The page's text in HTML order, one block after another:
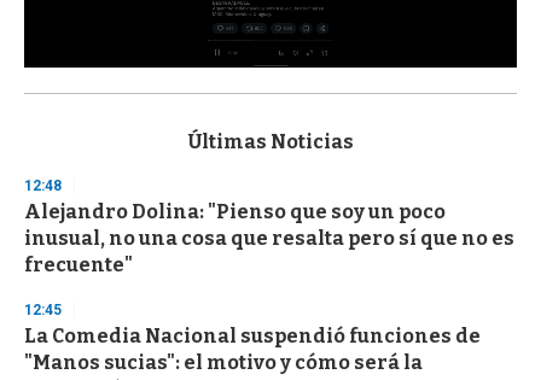
s
d
s
o
f
3
s
e
c
o
Últimas Noticias
12:48
Alejandro Dolina: "Pienso que soy un poco
inusual, no una cosa que resalta pero sí que no es
frecuente"
12:45
La Comedia Nacional suspendió funciones de
"Manos sucias": el motivo y cómo será la